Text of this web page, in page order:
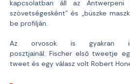
kapcsolatban áll az Antwerpeni
szövetségesként” és „büszke
be profilján.
Az orvosok is gyakran
posztjainál. Fischer első tweetje
tweet és egy válasz volt Robert